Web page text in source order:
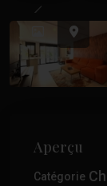
Précédent
Aperçu
Catégorie